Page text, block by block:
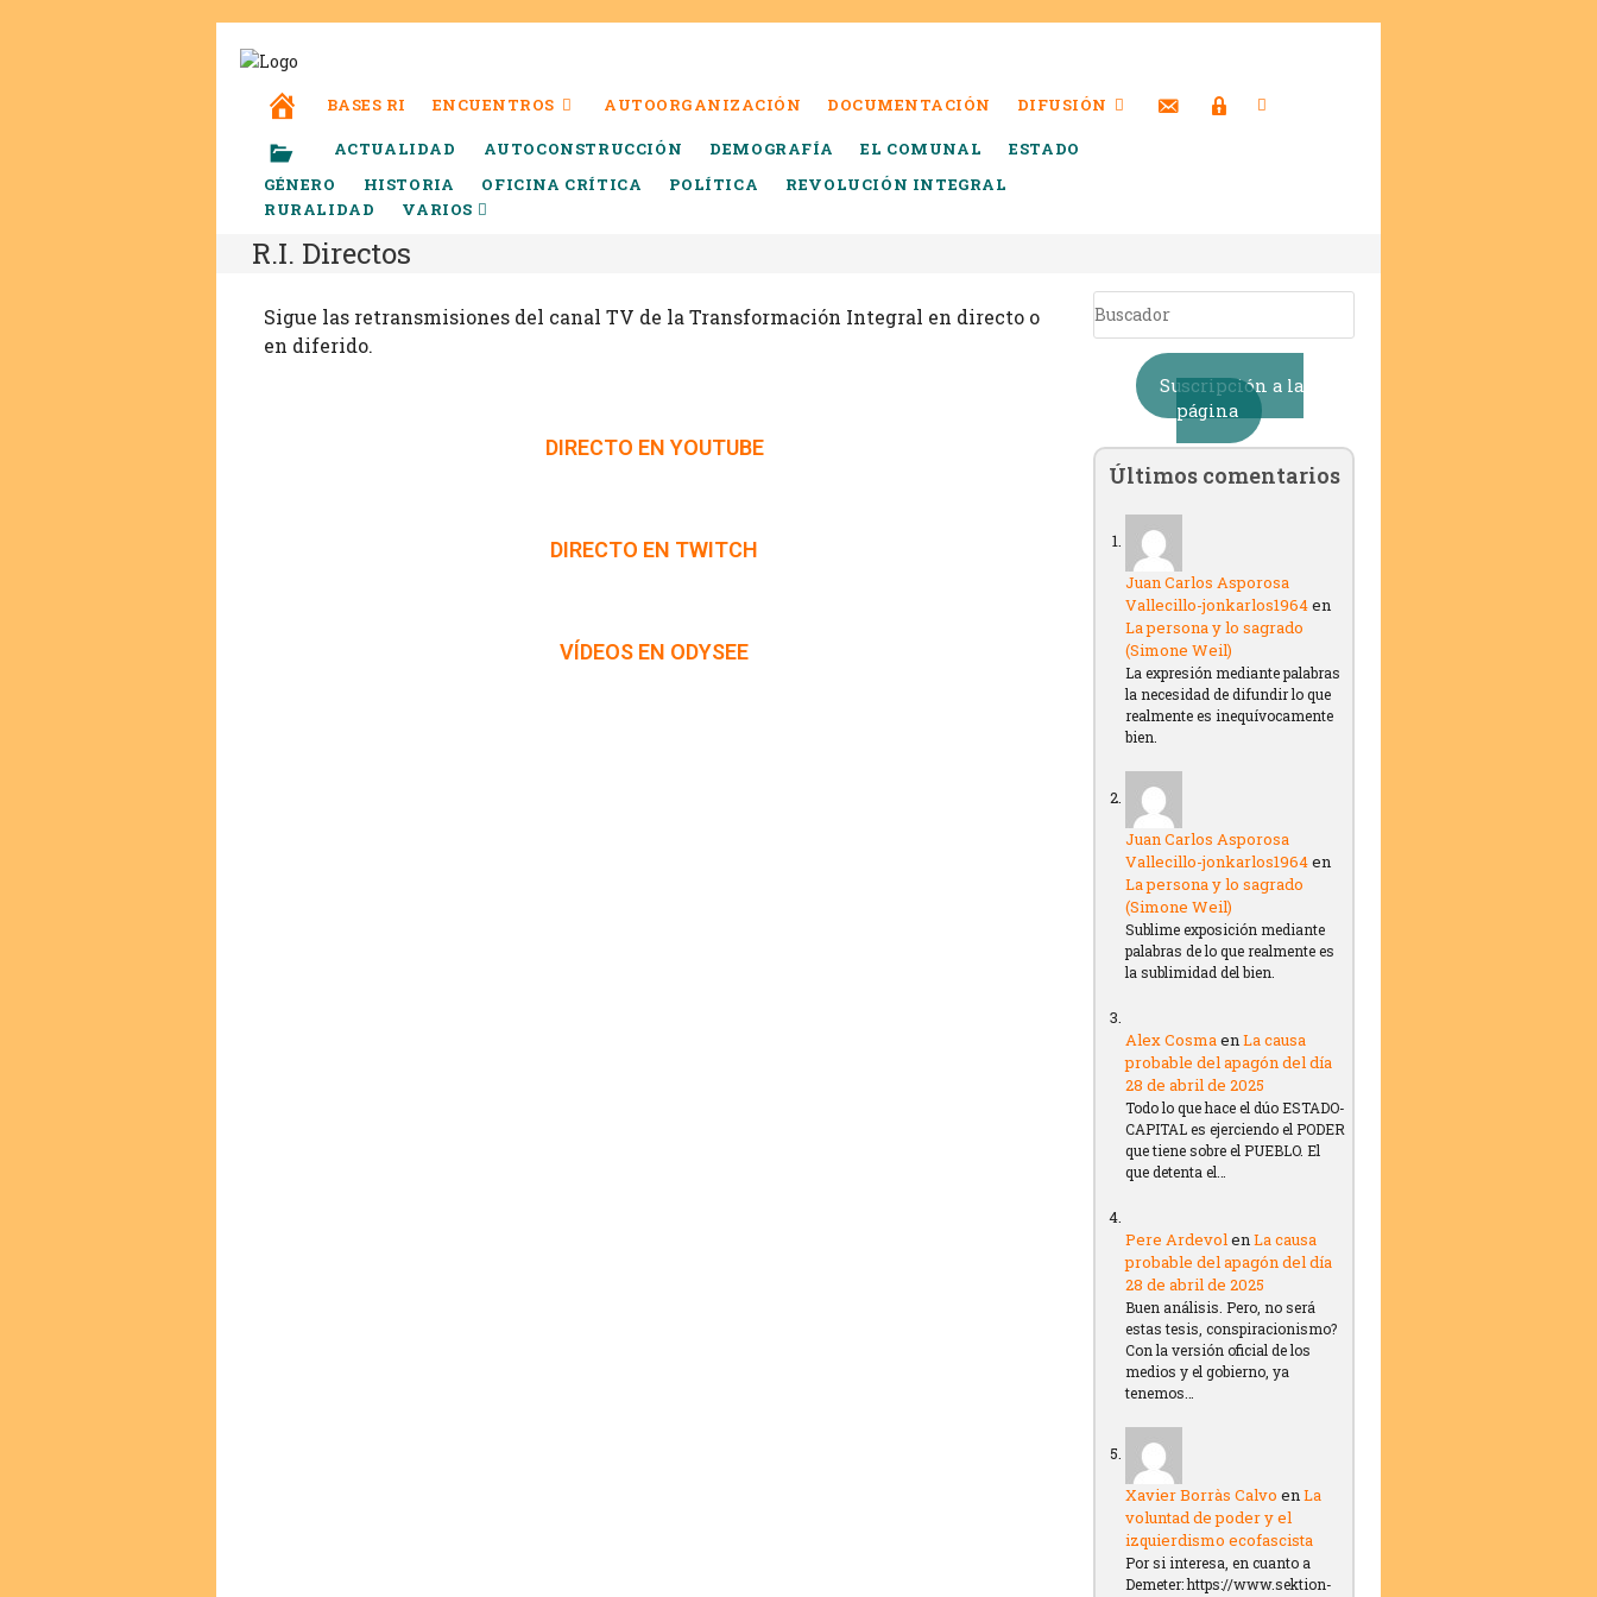
BASES RI ENCUENTROS AUTOORGANIZACIÓN DOCUMENTACIÓN DIFUSIÓN
ACTUALIDAD AUTOCONSTRUCCIÓN DEMOGRAFÍA EL COMUNAL
ESTADO
GÉNERO
HISTORIA OFICINA CRÍTICA POLÍTICA
REVOLUCIÓN INTEGRAL
RURALIDAD
VARIOS
R.I. Directos
Sigue las retransmisiones del canal TV de la Transformación Integral en directo o
en diferido.
DIRECTO EN YOUTUBE
DIRECTO EN TWITCH
VÍDEOS EN ODYSEE
Suscripción a la
página
Últimos comentarios
Juan Carlos Asporosa
Vallecillo-jonkarlos1964en
La persona y lo sagrado
(Simone Weil)
La expresión mediante palabras
la necesidad de difundir lo que
realmente es inequívocamente
bien.
Juan Carlos Asporosa
Vallecillo-jonkarlos1964en
La persona y lo sagrado
(Simone Weil)
Sublime exposición mediante
palabras de lo que realmente es
la sublimidad del bien.
Alex CosmaenLa causa
probable del apagón del día
28 de abril de 2025
Todo lo que hace el dúo ESTADO-
CAPITAL es ejerciendo el PODER
que tiene sobre el PUEBLO. El
que detenta el…
Pere ArdevolenLa causa
probable del apagón del día
28 de abril de 2025
Buen análisis. Pero, no será
estas tesis, conspiracionismo?
Con la versión oficial de los
medios y el gobierno, ya
tenemos…
Xavier Borràs Calvo enLa
voluntad de poder y el
izquierdismo ecofascista
Por si interesa, en cuanto a
Demeter: https://www.sektion-